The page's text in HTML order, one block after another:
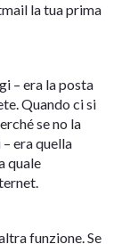
la tua prima
– era la posta
Quando ci si
se no la
era quella
quale
funzione. Se